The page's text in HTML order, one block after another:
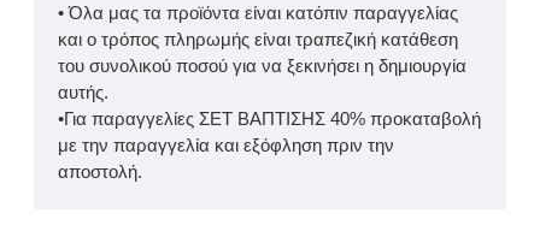
• Όλα μας τα προϊόντα είναι κατόπιν παραγγελίας
και ο τρόπος πληρωμής είναι τραπεζική κατάθεση
του συνολικού ποσού για να ξεκινήσει η δημιουργία
αυτής.
•Για παραγγελίες ΣΕΤ ΒΑΠΤΙΣΗΣ 40% προκαταβολή
με την παραγγελία και εξόφληση πριν την
αποστολή.